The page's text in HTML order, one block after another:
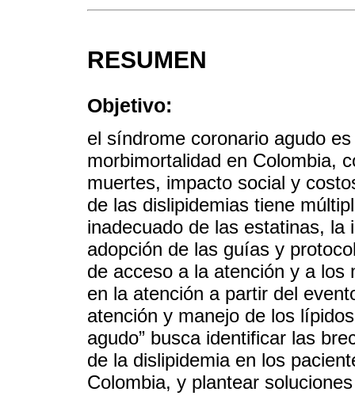
RESUMEN
Objetivo:
el síndrome coronario agudo
morbimortalidad en Colombia,
muertes, impacto social y
de las dislipidemias tiene
inadecuado de las estatinas,
adopción de las guías y
de acceso a la atención y a
en la atención a partir del
atención y manejo de los
agudo” busca identificar las
de la dislipidemia en los
Colombia, y plantear